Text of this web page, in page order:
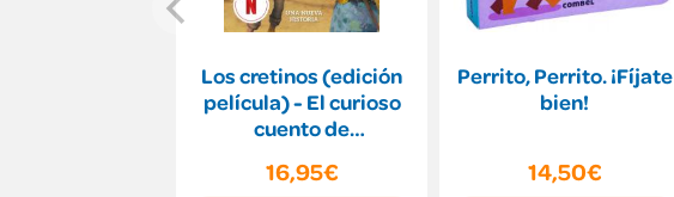
Los cretinos (edición
película) - El curioso
cuento de
16,95€
Perrito, Perrito. ¡Fíjate
bien!
14,50€